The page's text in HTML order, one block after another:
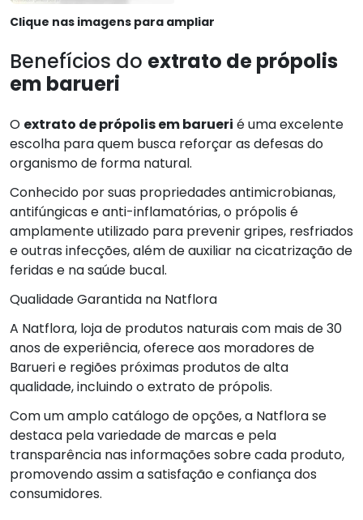
Clique nas imagens para ampliar
Benefícios do extrato de própolis
em barueri
O extrato de própolis em barueri é uma excelente
escolha para quem busca reforçar as defesas do
organismo de forma natural.
Conhecido por suas propriedades antimicrobianas,
antifúngicas e anti-inflamatórias, o própolis é
amplamente utilizado para prevenir gripes, resfriados
e outras infecções, além de auxiliar na cicatrização de
feridas e na saúde bucal.
Qualidade Garantida na Natflora
A Natflora, loja de produtos naturais com mais de 30
anos de experiência, oferece aos moradores de
Barueri e regiões próximas produtos de alta
qualidade, incluindo o extrato de própolis.
Com um amplo catálogo de opções, a Natflora se
destaca pela variedade de marcas e pela
transparência nas informações sobre cada produto,
promovendo assim a satisfação e confiança dos
consumidores.